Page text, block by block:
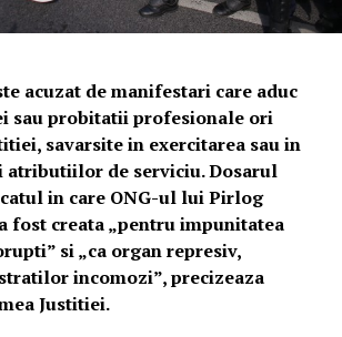
acuzat de manifestari care aduc
sau probitatii profesionale ori
savarsite in exercitarea sau in
atributiilor de serviciu. Dosarul
in care ONG-ul lui Pirlog
fost creata „pentru impunitatea
si „ca organ represiv,
incomozi”, precizeaza
Justitiei.